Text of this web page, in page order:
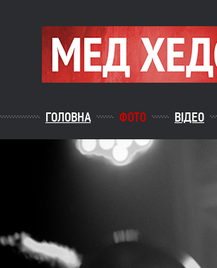
ГОЛОВНА ФОТО ВІДЕО